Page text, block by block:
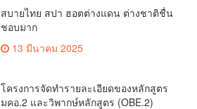
สบายไทย สปา ฮอตต่างแดน ต่างชาติชื่น
ชอบมาก
13 มีนาคม 2025
โครงการจัดทำรายละเอียดของหลักสูตร
มคอ.2 และวิพากษ์หลักสูตร (OBE.2)